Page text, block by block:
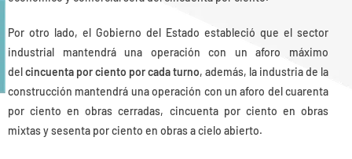
Por otro lado, el Gobierno del Estado estableció que el sector
industrial mantendrá una operación con un aforo máximo
delcincuenta por ciento por cada turno, además, la industria de la
construcción mantendrá una operación con un aforo del cuarenta
por ciento en obras cerradas, cincuenta por ciento en obras
mixtas y sesenta por ciento en obras a cielo abierto.